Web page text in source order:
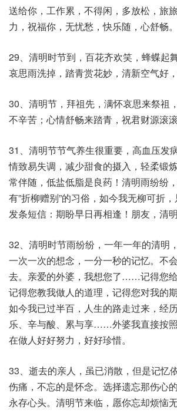
送给你，工作累，不得闲，多放松，旅
力，祝福你，无忧愁，快乐随，心舒畅。
29、清明时节到，百花齐欢笑，蜂蝶起
哀思雨洗掉，踏青赏花妙，清新空气好，
30、清明节，拜祖先，满怀哀思来祭祖
不辛苦；心情舒畅来踏青，祝君财源滚滚
31、清明节节气养生很重要，高血压发
情致易失调，减少甜食的摄入，轻柔锻
常伴随，低盐低脂是良药！清明雨纷纷
有”折柳赠别”的习俗，如今我无柳可折
发条短信：期盼早日再相逢！朋友，清明
32、清明时节雨纷纷，一年一年的清明
一次一次的想念，一分一秒的记忆。不
去。亲爱的外婆，我想您了……记得您给
记得您教我做人的道理，记得您对我的
如今我已过半百，人生的路走过来，经
乐、辛与酸、累与享……外婆我直接按照
在做人好好努力，好好珍惜。
33、逝去的亲人，虽已消散，但是记忆
伤痛，不忘的是怀念。选择遗忘那伤心
永存心头。清明节来临，愿你忘却烦恼无